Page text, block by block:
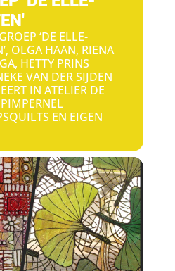
‘DE ELLE-
OLGA HAAN, RIENA
HETTY PRINS
VAN DER SIJDEN
IN ATELIER DE
EN EIGEN